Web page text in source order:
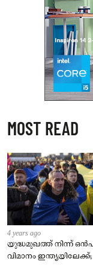
MOST READ
4 years ago
യുദ്ധമുഖത്ത് നിന്ന്
വിമാനം ഇന്ത്യയിലേക്ക്;